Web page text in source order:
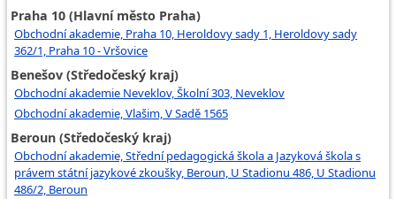
Praha 10 (Hlavní město Praha)
Obchodní akademie, Praha 10, Heroldovy sady 1, Heroldovy sady
362/1, Praha 10 - Vršovice
Benešov (Středočeský kraj)
Obchodní akademie Neveklov, Školní 303, Neveklov
Obchodní akademie, Vlašim, V Sadě 1565
Beroun (Středočeský kraj)
Obchodní akademie, Střední pedagogická škola a Jazyková škola s
právem státní jazykové zkoušky, Beroun, U Stadionu 486, U Stadionu
486/2, Beroun